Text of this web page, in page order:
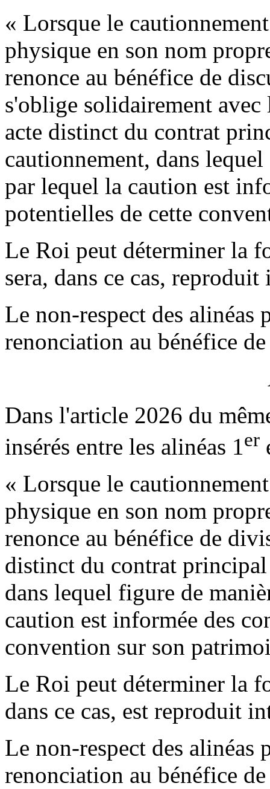
« Lorsque le
physique en son nom
renonce au bénéfice de
s'oblige solidairement
acte distinct du contrat
cautionnement, dans
par lequel la caution est
potentielles de cette
Le Roi peut déterminer la
sera, dans ce cas,
Le non-respect des alinéas
renonciation au bénéfice
Dans l'article 2026 du
insérés entre les alinéas 1er
« Lorsque le
physique en son nom
renonce au bénéfice de
distinct du contrat
dans lequel figure de
caution est informée des
convention sur son
Le Roi peut déterminer la
dans ce cas, est reproduit
Le non-respect des alinéas
renonciation au bénéfice